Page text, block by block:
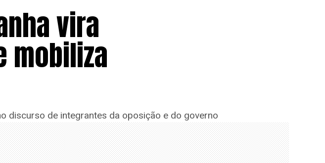
vira
mobiliza
discurso de integrantes da oposição e do governo